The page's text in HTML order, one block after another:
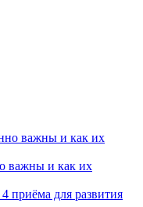
важны и как их